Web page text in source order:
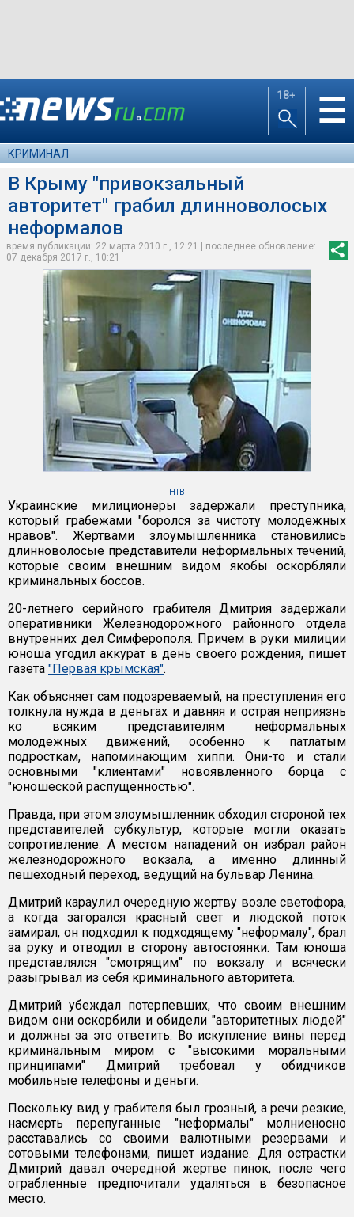
18+ ☰
КРИМИНАЛ
В Крыму "привокзальный
авторитет" грабил длинноволосых
неформалов
время публикации: 22 марта 2010 г., 12:21 | последнее обновление:
07 декабря 2017 г., 10:21
НТВ
Украинские милиционеры задержали преступника,
который грабежами "боролся за чистоту молодежных
нравов". Жертвами злоумышленника становились
длинноволосые представители неформальных течений,
которые своим внешним видом якобы оскорбляли
криминальных боссов.
20-летнего серийного грабителя Дмитрия задержали
оперативники Железнодорожного районного отдела
внутренних дел Симферополя. Причем в руки милиции
юноша угодил аккурат в день своего рождения, пишет
газета "Первая крымская".
Как объясняет сам подозреваемый, на преступления его
толкнула нужда в деньгах и давняя и острая неприязнь
ко всяким представителям неформальных
молодежных движений, особенно к патлатым
подросткам, напоминающим хиппи. Они-то и стали
основными "клиентами" новоявленного борца с
"юношеской распущенностью".
Правда, при этом злоумышленник обходил стороной тех
представителей субкультур, которые могли оказать
сопротивление. А местом нападений он избрал район
железнодорожного вокзала, а именно длинный
пешеходный переход, ведущий на бульвар Ленина.
Дмитрий караулил очередную жертву возле светофора,
а когда загорался красный свет и людской поток
замирал, он подходил к подходящему "неформалу", брал
за руку и отводил в сторону автостоянки. Там юноша
представлялся "смотрящим" по вокзалу и всячески
разыгрывал из себя криминального авторитета.
Дмитрий убеждал потерпевших, что своим внешним
видом они оскорбили и обидели "авторитетных людей"
и должны за это ответить. Во искупление вины перед
криминальным миром с "высокими моральными
принципами" Дмитрий требовал у обидчиков
мобильные телефоны и деньги.
Поскольку вид у грабителя был грозный, а речи резкие,
насмерть перепуганные "неформалы" молниеносно
расставались со своими валютными резервами и
сотовыми телефонами, пишет издание. Для острастки
Дмитрий давал очередной жертве пинок, после чего
ограбленные предпочитали удаляться в безопасное
место.